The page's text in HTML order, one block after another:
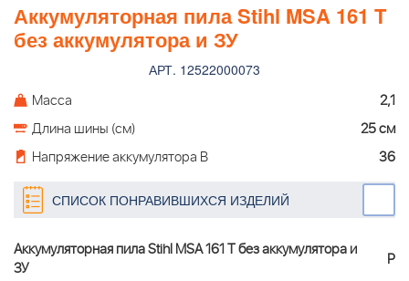
Аккумуляторная пила Stihl MSA 161 T
без аккумулятора и ЗУ
АРТ. 12522000073
Масса
2,1
Длина шины (см)
25 см
Напряжение аккумулятора В
36
СПИСОК ПОНРАВИВШИХСЯ ИЗДЕЛИЙ
Аккумуляторная пила Stihl MSA 161 T без аккумулятора и
ЗУ
Р